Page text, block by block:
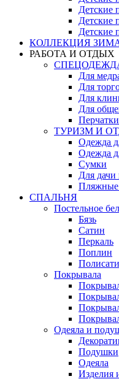
Детские
Детские
Детские
КОЛЛЕКЦИЯ
РАБОТА И ОТДЫХ
Для
Для
Для
Для
ТУРИЗМ И
Одежда
Одежда
Сумки
Для дачи
Пляжные
СПАЛЬНЯ
Постельное
Бязь
Сатин
Перкаль
Поплин
Покрывала
Одеяла и
Подушки
Одеяла
Изделия